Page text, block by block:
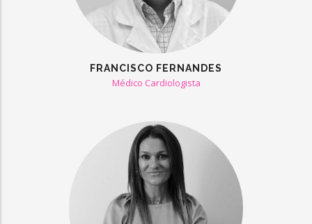
FRANCISCO FERNANDES
Médico Cardiologista